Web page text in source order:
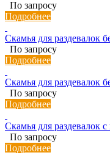
По запросу
Подробнее
Скамья для раздевалок
По запросу
Подробнее
Скамья для раздевалок
По запросу
Подробнее
Скамья для раздевалок
По запросу
Подробнее